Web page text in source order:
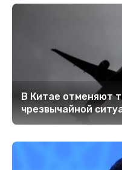
В Китае отменяют
чрезвычайной